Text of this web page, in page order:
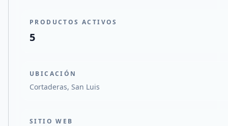
PRODUCTOS ACTIVOS
5
UBICACIÓN
Cortaderas, San Luis
SITIO WEB